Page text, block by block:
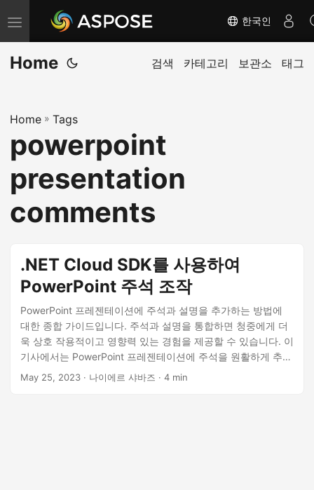
내
비
게
전
환
한국인
Home 검색 카테고리 보관소 태그
Home » Tags
powerpoint
presentation
comments
.NET Cloud SDK를 사용하여
PowerPoint 주석 조작
PowerPoint 프레젠테이션에 주석과 설명을 추가하는 방법에
대한 종합 가이드입니다. 주석과 설명을 통합하면 청중에게 더
욱 상호 작용적이고 영향력 있는 경험을 제공할 수 있습니다. 이
기사에서는 PowerPoint 프레젠테이션에 주석을 원활하게 추가
하는 데 도움이 되는 강력한 .NET API용 Aspose.Slides Cloud
May 25, 2023 · 나이에르 샤바즈 · 4 min